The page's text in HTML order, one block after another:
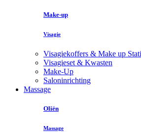
Make-up
Visagie
Visagiekoffers & Make up
Visagieset & Kwasten
Make-Up
Saloninrichting
Massage
Oliën
Massage